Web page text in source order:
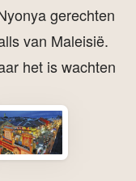
gerechten
van Maleisië.
het is wachten